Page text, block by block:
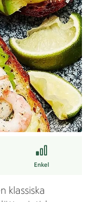
Enkel
klassiska